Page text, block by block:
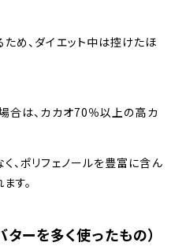
め、ダイエット中は控けたほ
合は、カカオ70％以上の高カ
、ポリフェノールを豊富に含ん
す。
ーを多く使ったもの）